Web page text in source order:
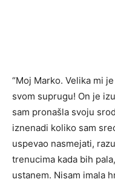
“Moj Marko. Velika mi
svom suprugu! On je
sam pronašla svoju
iznenadi koliko sam
uspevao nasmejati,
trenucima kada bih
ustanem. Nisam imala